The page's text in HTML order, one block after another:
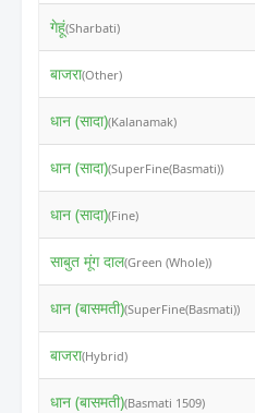
गेहूं(Sharbati)
बाजरा(Other)
धान (सादा)(Kalanamak)
धान (सादा)(SuperFine(Basmati))
धान (सादा)(Fine)
साबुत मूंग दाल(Green (Whole))
धान (बासमती)(SuperFine(Basmati))
बाजरा(Hybrid)
धान (बासमती)(Basmati 1509)